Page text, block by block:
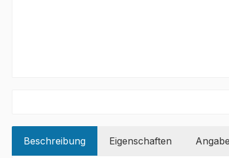
Beschreibung Eigenschaften